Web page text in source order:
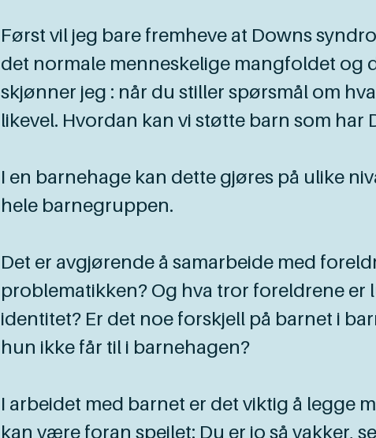
Først vil jeg bare fremheve at Downs
det normale menneskelige mangfoldet og
skjønner jeg : når du stiller spørsmål om
likevel. Hvordan kan vi støtte barn som har
I en barnehage kan dette gjøres på ulike
hele barnegruppen.
Det er avgjørende å samarbeide med
problematikken? Og hva tror foreldrene
identitet? Er det noe forskjell på barnet i
hun ikke får til i barnehagen?
I arbeidet med barnet er det viktig å legge
kan være foran speilet: Du er jo så vakker,